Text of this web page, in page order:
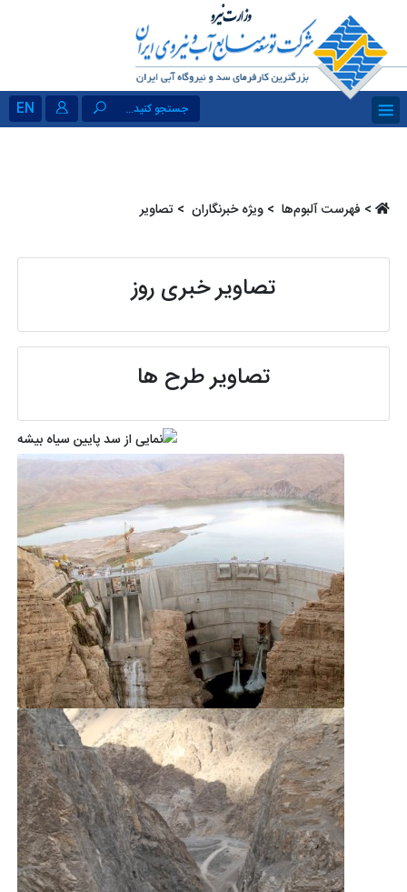
EN جستجو کنید...
> فهرست آلبو‌م‌ها ‏ >ویژه خبرنگاران ‏ > تصاویر
تصاویر خبری روز
تصاویر طرح ها